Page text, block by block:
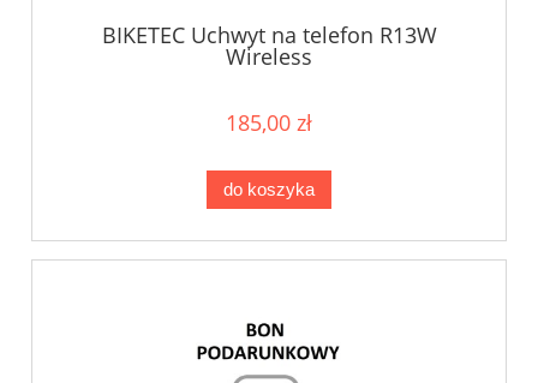
BIKETEC Uchwyt na telefon R13W
Wireless
185,00 zł
do koszyka